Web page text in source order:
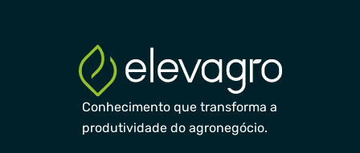
Conhecimento que transforma a
produtividade do agronegócio.